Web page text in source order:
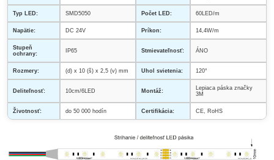
Typ LED: SMD5050 Počet LED: 60LED/m
Napätie: DC 24V Príkon: 14,4W/m
Stupeň
ochrany:
IP65 Stmievateľnosť: ÁNO
Rozmery: (d) x 10 (š) x 2,5 (v) mm Uhol svietenia: 120°
Deliteľnosť: 10cm/6LED Montáž:
Lepiaca páska značky
3M
Životnosť: do 50 000 hodín Certifikácia: CE, RoHS